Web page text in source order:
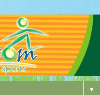
▼